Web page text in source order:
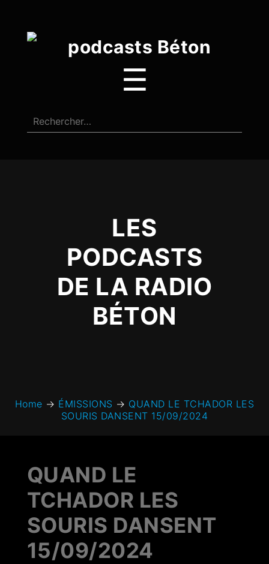
☰
LES
PODCASTS
DE LA RADIO
BÉTON
Home → ÉMISSIONS → QUAND LE TCHADOR LES
SOURIS DANSENT 15/09/2024
QUAND LE
TCHADOR LES
SOURIS DANSENT
15/09/2024